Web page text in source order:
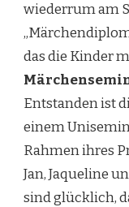
wiederrum am
das die Kinder
Entstanden ist
einem
Rahmen ihres
Jan, Jaqueline
sind glücklich,